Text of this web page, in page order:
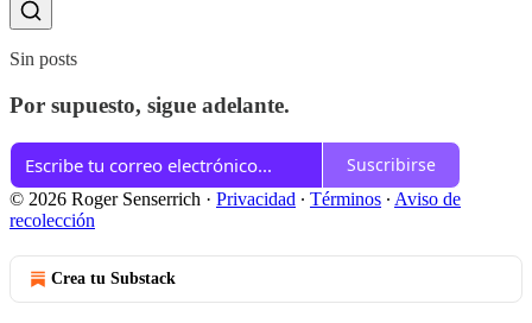
Sin posts
Por supuesto, sigue adelante.
Suscribirse
© 2026 Roger Senserrich · Privacidad ∙ Términos ∙ Aviso de
recolección
Crea tu Substack